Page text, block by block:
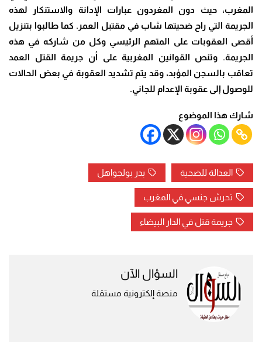
المغرب، حيث دون المغردون عبارات الإدانة والاستنكار لهذه
الجريمة التي راح ضحيتها شاب في مقتبل العمر . كما طالبوا بتنزيل
أقصى العقوبات على المتهم الرئيسي وكل من شاركه في هذه
الجريمة. وتنص القوانين المغربية على أن جريمة القتل العمد
تعاقب بالسجن المؤبد، وقد يتم تشديد العقوبة في بعض الحالات
للوصول إلى عقوبة الإعدام للجاني.
شارك هذا الموضوع
العدالة للضحية بدر بولجواهل
تحرش جنسي في المغرب
جريمة قتل في الدار البيضاء
السؤال الآن
منصة إلكترونية مستقلة